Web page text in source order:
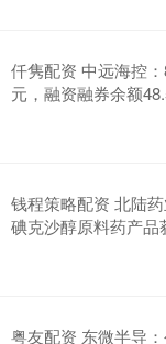
仟隽配资 中远海控
元，融资融券余额
钱程策略配资 北陆
碘克沙醇原料药产品
粤友配资 东微半导